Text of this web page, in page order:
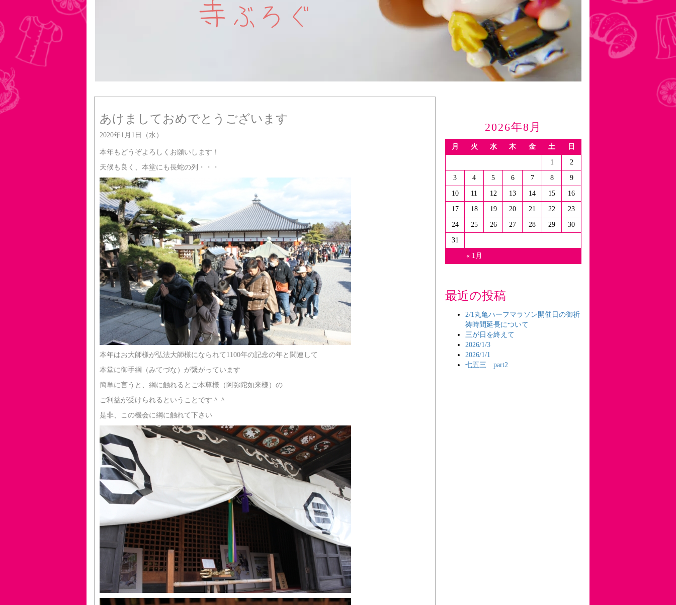
あけましておめでとうございます
2020年1月1日（水）
本年もどうぞよろしくお願いします！
天候も良く、本堂にも長蛇の列・・・
本年はお大師様が弘法大師様になられて1100年の記念の年と関連して
本堂に御手綱（みてづな）が繋がっています
簡単に言うと、綱に触れるとご本尊様（阿弥陀如来様）の
ご利益が受けられるということです＾＾
是非、この機会に綱に触れて下さい
2026年8月
月 火 水 木 金 土 日
« 1月
1 2
3 4 5 6 7 8 9
10 11 12 13 14 15 16
17 18 19 20 21 22 23
24 25 26 27 28 29 30
31
最近の投稿
2/1丸亀ハーフマラソン開催日の御祈
祷時間延長について
三が日を終えて
2026/1/3
2026/1/1
七五三 part2